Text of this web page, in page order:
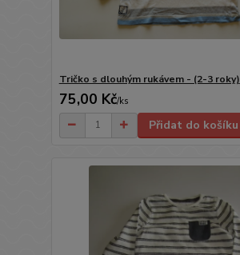
Tričko s dlouhým rukávem - (2-3 roky)
75,00 Kč/ks
Přidat do košíku